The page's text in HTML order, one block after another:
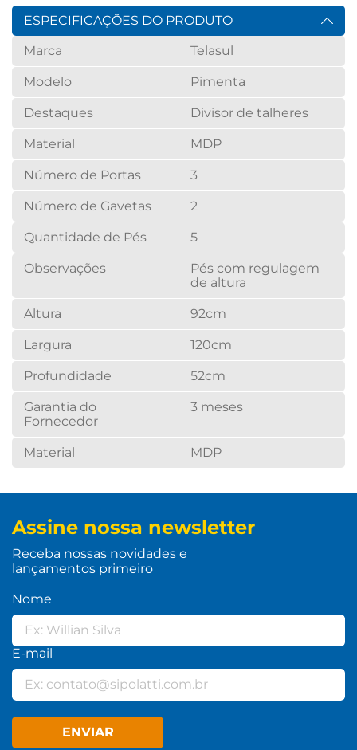
ESPECIFICAÇÕES DO PRODUTO
Marca
Telasul
Modelo Pimenta
Destaques Divisor de talheres
Material MDP
Número de Portas 3
Número de Gavetas 2
Quantidade de Pés 5
Observações
Pés com regulagem
de altura
Altura 92cm
Largura 120cm
Profundidade 52cm
Garantia do
Fornecedor
3 meses
Material MDP
Assine nossa newsletter
Receba nossas novidades e
lançamentos primeiro
Nome
E-mail
ENVIAR